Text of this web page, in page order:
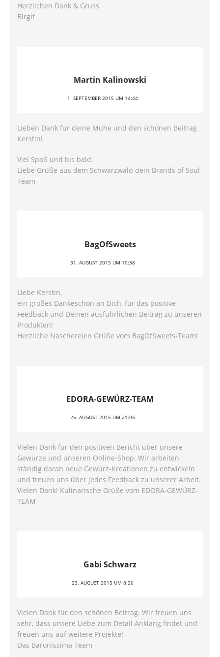
Herzlichen Dank & Gruss
Birgit
Martin Kalinowski
1. SEPTEMBER 2015 UM 14:44
Lieben Dank für deine Mühe und den schönen Beitrag
Kerstin!
Viel Spaß und bis bald.
Liebe Grüße aus dem Schwarzwald dein Brands of Soul
Team
BagOfSweets
31. AUGUST 2015 UM 10:38
Liebe Kerstin,
ein großes Dankeschön an Dich, für das positive
Feedback und Deinen ausführlichen Beitrag zu unseren
Produkten!
Herzliche Naschereien Grüße vom BagOfSweets-Team!
EDORA-GEWÜRZ-TEAM
25. AUGUST 2015 UM 21:05
Vielen Dank für den positiven Bericht über unsere
Gewürze und unseren Online-Shop. Wir arbeiten
ständig daran neue Gewürz-Kreationen zu entwickeln
und freuen uns über jedes Feedback zu unserer Arbeit.
Vielen Dank! Kulinarische Grüße vom EDORA-GEWÜRZ-
TEAM
Gabi Schwarz
23. AUGUST 2015 UM 8:26
Vielen Dank für den schönen Beitrag. Wir freuen uns
sehr, dass unsere Liebe zum Detail Anklang findet und
freuen uns auf weitere Projekte!
Das Baronissima Team